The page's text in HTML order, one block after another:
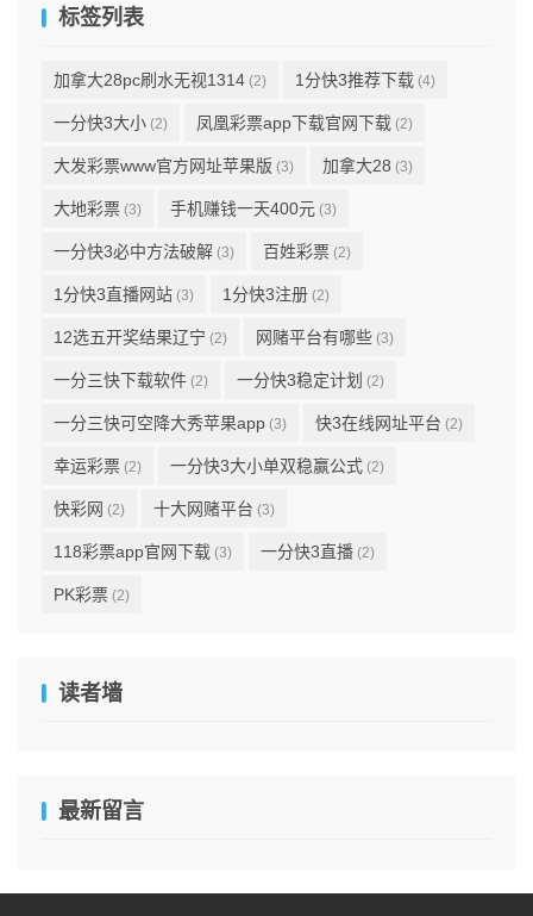
标签列表
加拿大28pc刷水无视1314 (2) 1分快3推荐下载 (4)
一分快3大小 (2) 凤凰彩票app下载官网下载 (2)
大发彩票www官方网址苹果版 (3) 加拿大28 (3)
大地彩票 (3) 手机赚钱一天400元 (3)
一分快3必中方法破解 (3) 百姓彩票 (2)
1分快3直播网站 (3) 1分快3注册 (2)
12选五开奖结果辽宁 (2) 网赌平台有哪些 (3)
一分三快下载软件 (2) 一分快3稳定计划 (2)
一分三快可空降大秀苹果app (3) 快3在线网址平台 (2)
幸运彩票 (2) 一分快3大小单双稳赢公式 (2)
快彩网 (2) 十大网赌平台 (3)
118彩票app官网下载 (3) 一分快3直播 (2)
PK彩票 (2)
读者墙
最新留言